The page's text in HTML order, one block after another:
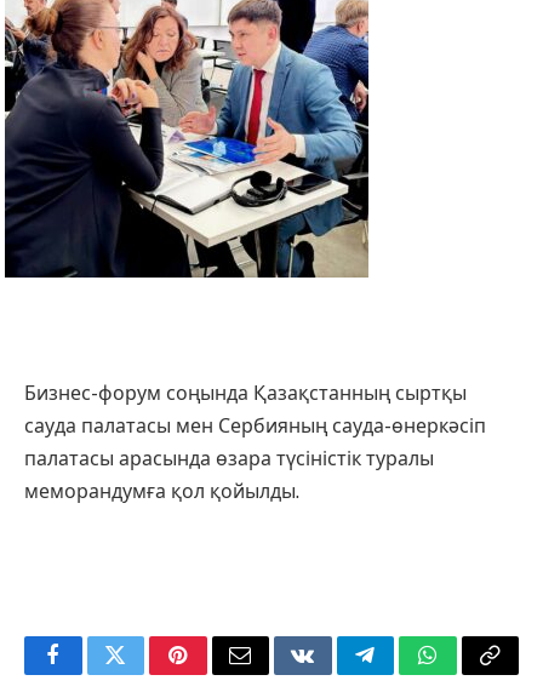
Бизнес-форум соңында Қазақстанның сыртқы
сауда палатасы мен Сербияның сауда-өнеркәсіп
палатасы арасында өзара түсіністік туралы
меморандумға қол қойылды.
FacebookTwitterPinterestEmail VKontakteTelegramWhatsApp
Copy